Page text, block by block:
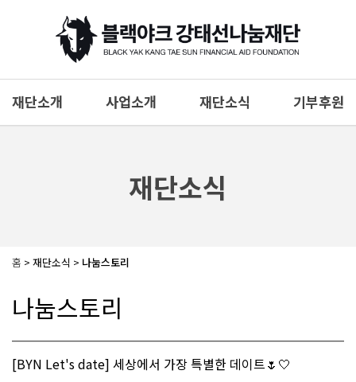
재단소개 사업소개 재단소식
나눔갤러리
기부후원
재단소식
홈 > 재단소식 > 나눔스토리
나눔스토리
[BYN Let's date] 세상에서 가장 특별한 데이트🌷🤍